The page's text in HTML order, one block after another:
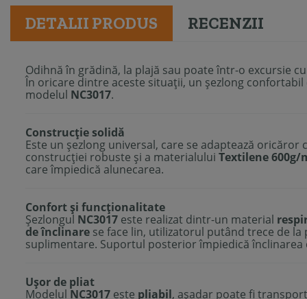
DETALII PRODUS RECENZII
Odihnă în grădină, la plajă sau poate într-o excursie
În oricare dintre aceste situații, un șezlong
modelul NC3017.
Construcție solidă
Este un șezlong universal, care se adaptează
construcției robuste și a materialului Textilene 600g/
care împiedică alunecarea.
Confort și funcționalitate
Șezlongul NC3017 este realizat dintr-un material
de înclinare se face lin, utilizatorul putând trece de la
suplimentare. Suportul posterior împiedică înclinarea
Ușor de pliat
Modelul NC3017 este pliabil, așadar poate fi